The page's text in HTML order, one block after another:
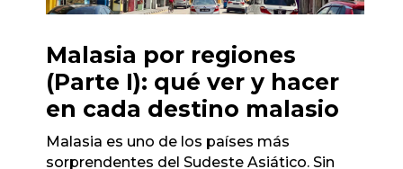
Malasia por regiones
(Parte I): qué ver y hacer
en cada destino malasio
Malasia es uno de los países más
sorprendentes del Sudeste Asiático. Sin